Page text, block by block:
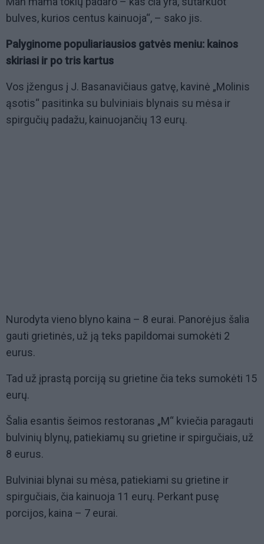
bulves, kurios centus kainuoja“, – sako jis.
Palyginome populiariausios gatvės meniu: kainos
skiriasi ir po tris kartus
Vos įžengus į J. Basanavičiaus gatvę, kavinė „Molinis
ąsotis“ pasitinka su bulviniais blynais su mėsa ir
spirgučių padažu, kainuojančių 13 eurų.
Nurodyta vieno blyno kaina – 8 eurai. Panorėjus šalia
gauti grietinės, už ją teks papildomai sumokėti 2
eurus.
Tad už įprastą porciją su grietine čia teks sumokėti 15
eurų.
Šalia esantis šeimos restoranas „M“ kviečia paragauti
bulvinių blynų, patiekiamų su grietine ir spirgučiais, už
8 eurus.
Bulviniai blynai su mėsa, patiekiami su grietine ir
spirgučiais, čia kainuoja 11 eurų. Perkant pusę
porcijos, kaina – 7 eurai.